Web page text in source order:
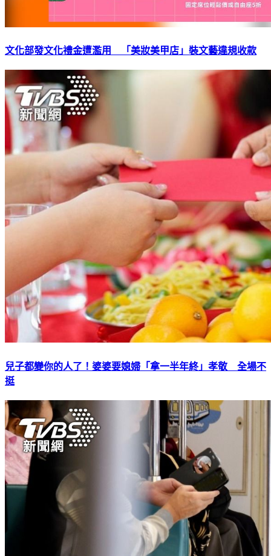
文化部發文化禮金遭濫用 「美妝美甲店」裝文藝違規收款
兒子都變你的人了！婆婆要媳婦「拿一半年終」孝敬 全場不
挺